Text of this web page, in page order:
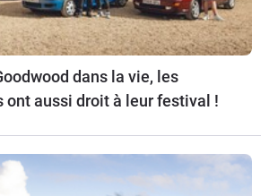
dans la vie, les
ont aussi droit à leur festival !